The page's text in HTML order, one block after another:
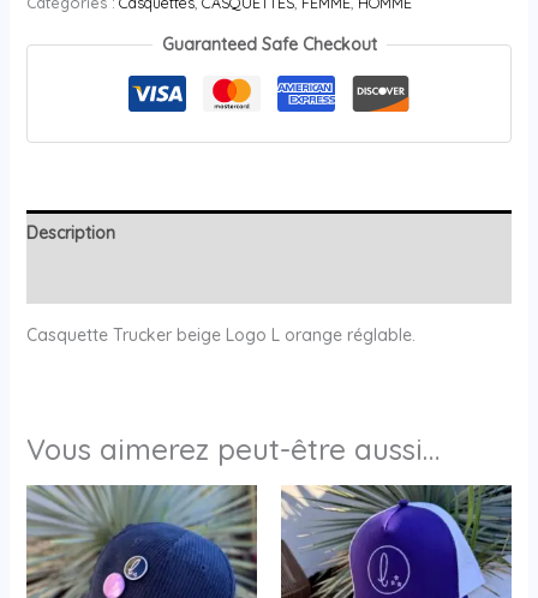
Guaranteed Safe Checkout
Description
Casquette Trucker beige Logo L orange réglable.
Vous aimerez peut-être aussi…